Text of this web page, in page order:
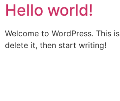
Hello world!
Welcome to WordPress. This
delete it, then start writing!